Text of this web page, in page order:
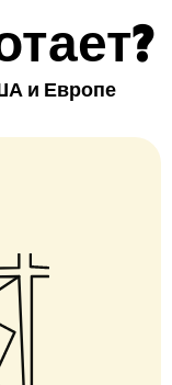
и Европе